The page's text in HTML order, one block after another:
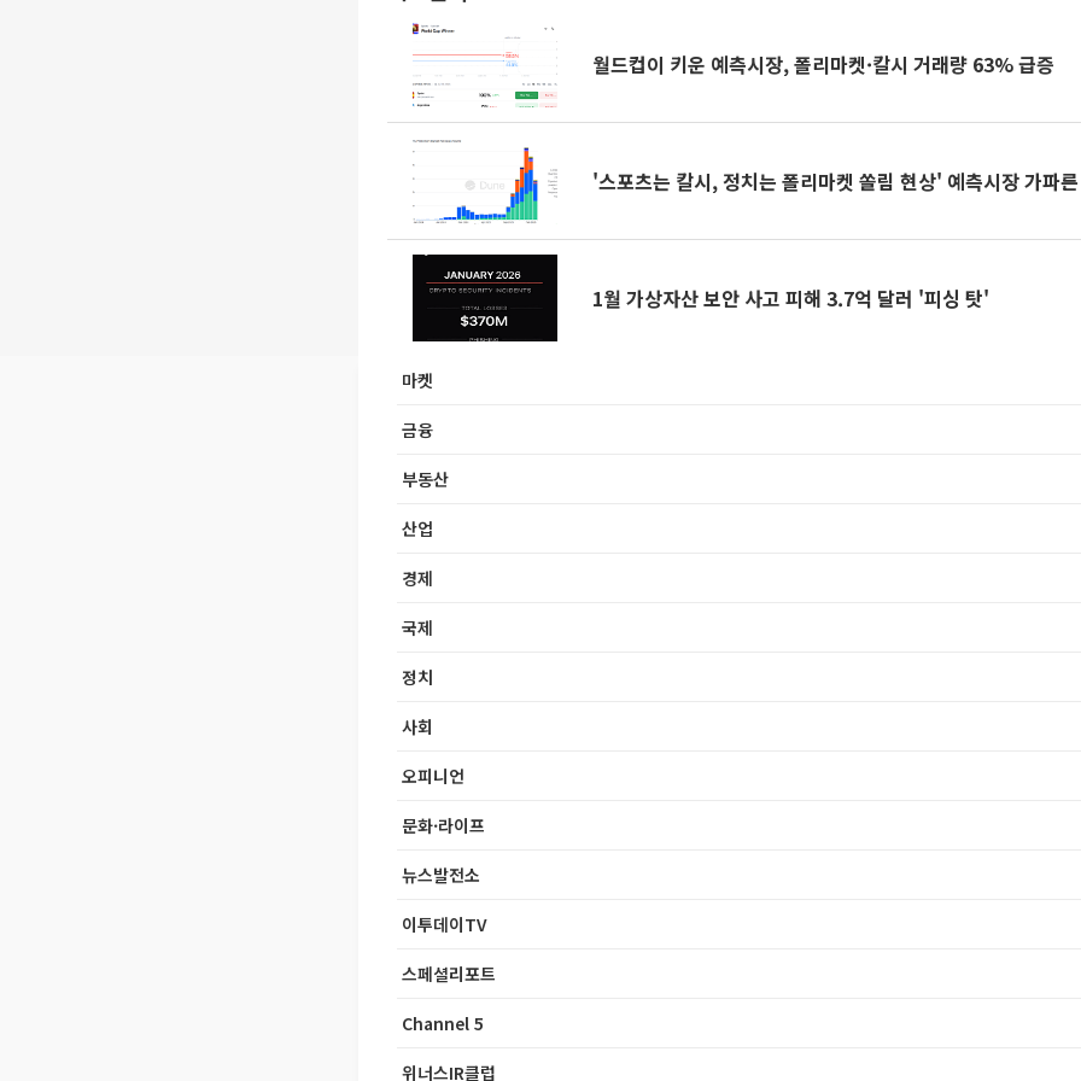
월드컵이 키운 예측시장, 폴리마켓·칼시 거래량 63% 급증
'스포츠는 칼시, 정치는 폴리마켓 쏠림 현상' 예측시장 가파
1월 가상자산 보안 사고 피해 3.7억 달러 '피싱 탓'
마켓
금융
부동산
산업
경제
국제
정치
사회
오피니언
문화·라이프
뉴스발전소
이투데이TV
스페셜리포트
Channel 5
위너스IR클럽